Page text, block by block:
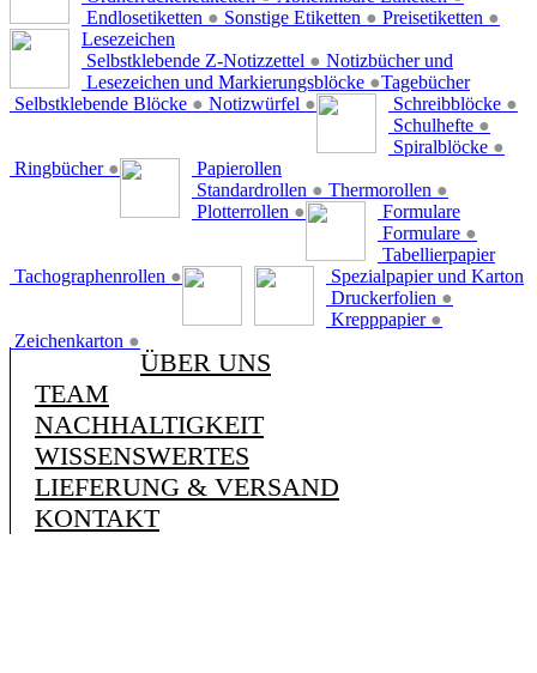
Endlosetiketten ● Sonstige Etiketten ● Preisetiketten ●
Lesezeichen
Selbstklebende Z-Notizzettel ●
Lesezeichen und Markierungsblöcke ●
Selbstklebende Blöcke ● Notizwürfel ●
Notizbücher und
Tagebücher
Schreibblöcke ●
Schulhefte ●
Spiralblöcke ●
Ringbücher ●
Papierollen
Standardrollen ● Thermorollen ●
Plotterrollen ●
Formulare
Formulare ●
Tachographenrollen ●
Tabellierpapier
Spezialpapier und Karton
Druckerfolien ●
Krepppapier ●
Zeichenkarton ●
ÜBER UNS
TEAM
NACHHALTIGKEIT
WISSENSWERTES
LIEFERUNG & VERSAND
KONTAKT